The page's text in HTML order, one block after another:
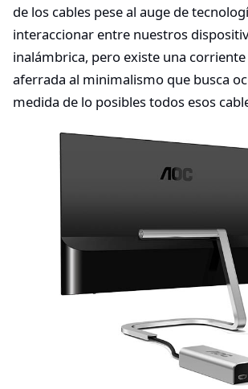
de los cables pese al auge de
interaccionar entre nuestros
inalámbrica, pero existe una
aferrada al minimalismo que busca
medida de lo posibles todos esos